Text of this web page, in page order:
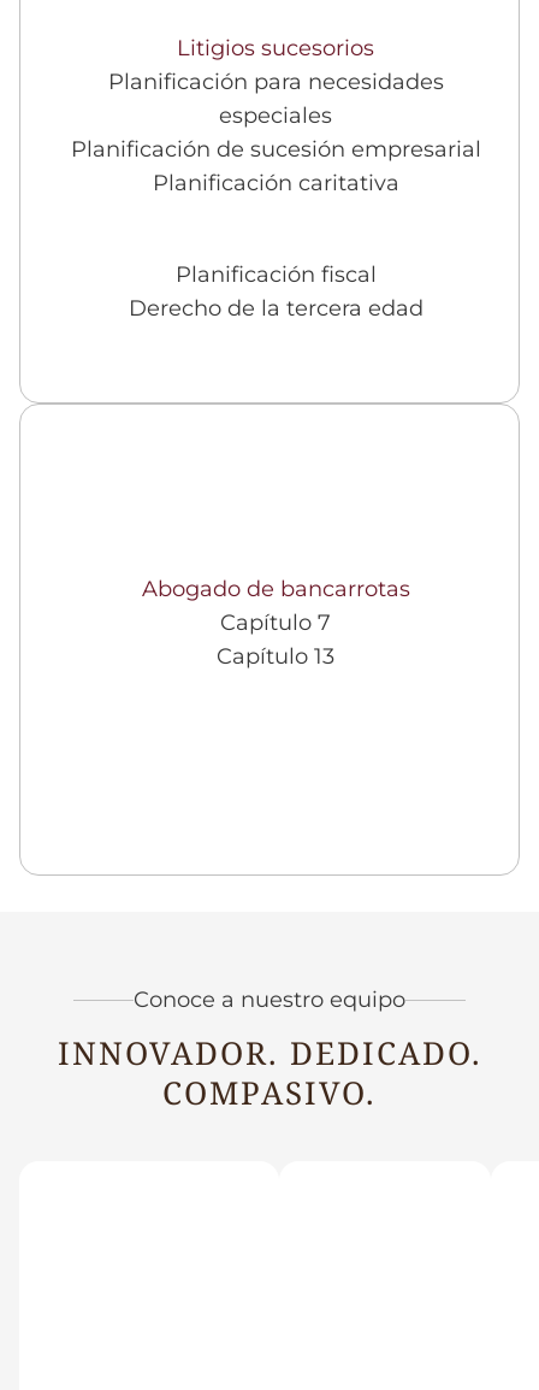
Litigios sucesorios
Planificación para necesidades
especiales
Planificación de sucesión empresarial
Planificación caritativa
Planificación fiscal
Derecho de la tercera edad
Abogado de bancarrotas
Capítulo 7
Capítulo 13
Conoce a nuestro equipo
INNOVADOR. DEDICADO.
COMPASIVO.